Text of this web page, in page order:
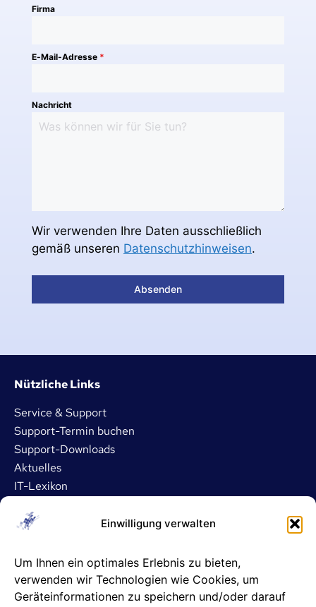
Einwilligung verwalten
Um Ihnen ein optimales Erlebnis zu bieten,
verwenden wir Technologien wie Cookies, um
Geräteinformationen zu speichern und/oder darauf
Firma
E-Mail-Adresse *
Nachricht
Wir verwenden Ihre Daten ausschließlich
gemäß unseren Datenschutzhinweisen.
Absenden
Nützliche Links
Service & Support
Support-Termin buchen
Support-Downloads
Aktuelles
IT-Lexikon
Dienstleistungen
Microsoft 365 Betreuung
ASP- und DATEV-Betreuung